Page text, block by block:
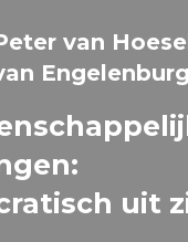
van
Engelenburg
uit